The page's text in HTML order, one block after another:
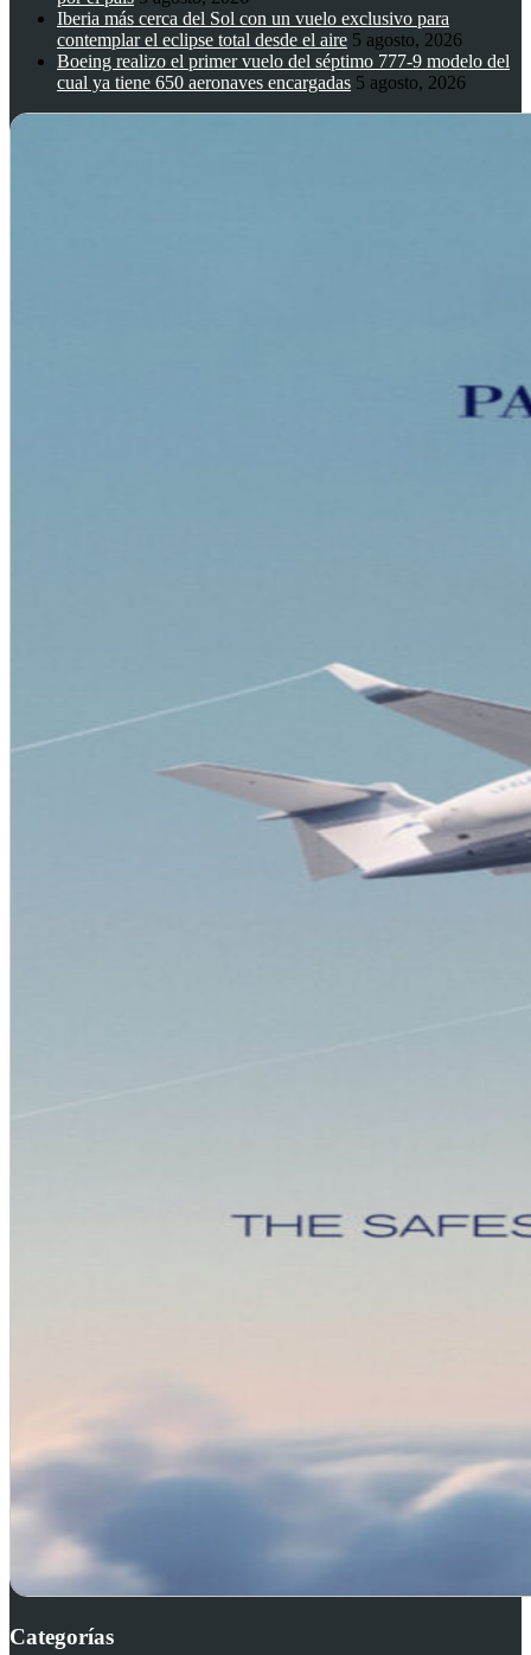
Iberia más cerca del Sol con un vuelo exclusivo para
contemplar el eclipse total desde el aire 5 agosto, 2026
Boeing realizo el primer vuelo del séptimo 777-9 modelo del
cual ya tiene 650 aeronaves encargadas 5 agosto, 2026
Categorías